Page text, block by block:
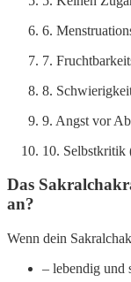
6.
7.
8.
9. Angst vor
10. Selbstkritik
Das
an?
Wenn dein
– lebendig und